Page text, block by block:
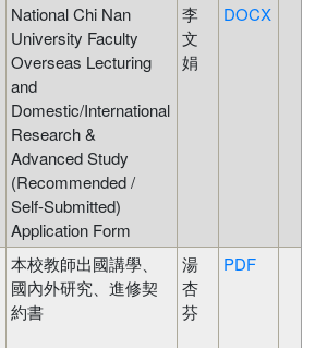
National Chi Nan
University Faculty
Overseas Lecturing
and
Domestic/International
Research &
Advanced Study
(Recommended /
Self-Submitted)
Application Form
李
文
娟
DOCX
本校教師出國講學、
國內外研究、進修契
約書
湯
杏
芬
PDF